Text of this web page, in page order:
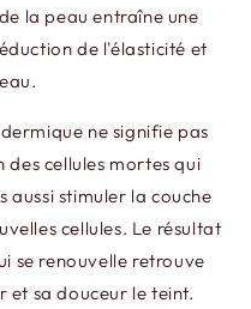
la peau entraîne une
de l'élasticité et
ne signifie pas
cellules mortes qui
aussi stimuler la couche
cellules. Le résultat
se renouvelle retrouve
et sa douceur le teint.